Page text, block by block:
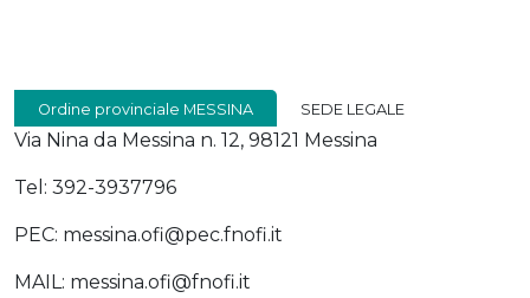
Ordine provinciale MESSINA SEDE LEGALE
Via Nina da Messina n. 12, 98121 Messina
Tel: 392-3937796
PEC: messina.ofi@pec.fnofi.it
MAIL: messina.ofi@fnofi.it